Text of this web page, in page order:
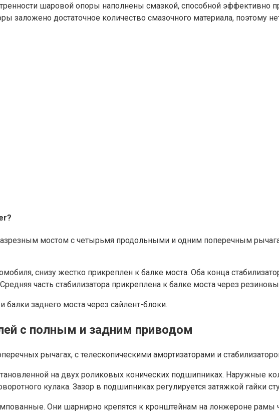
шаровой опоры наполнены смазкой, способной эффективно
заложено достаточное количество смазочного материала, поэтому
мостом с четырьмя продольными и одним поперечным
снизу жестко прикреплен к балке моста. Оба конца
часть стабилизатора прикреплена к балке моста через
заднего моста через сайлент-блоки.
с полным и задним приводом
рычагах, с телескопическими амортизаторами и
на двух роликовых конических подшипниках. Наружные
кулака. Зазор в подшипниках регулируется затяжкой гайки
Они шарнирно крепятся к кронштейнам на лонжероне рамы